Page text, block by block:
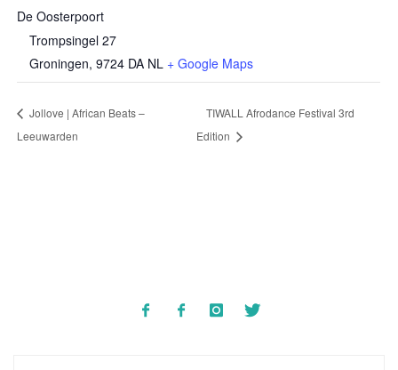
De Oosterpoort
Trompsingel 27
Groningen, 9724 DA NL + Google Maps
Jollove | African Beats –
Leeuwarden
TIWALL Afrodance Festival 3rd
Edition